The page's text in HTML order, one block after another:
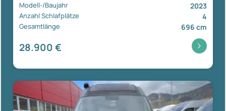
Modell-/Baujahr 2023
Anzahl Schlafplätze 4
Gesamtlänge 696 cm
28.900 €